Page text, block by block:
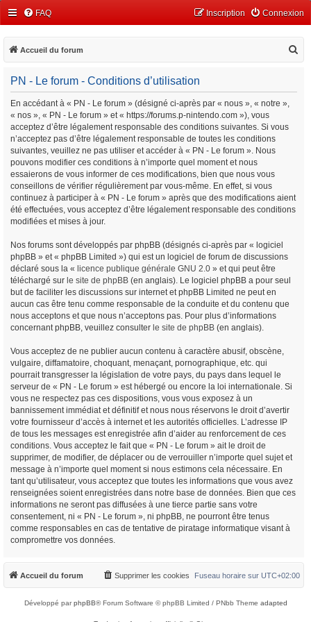
FAQ Connexion
Inscription
Accueil du forum
PN - Le forum - Conditions d’utilisation
En accédant à « PN - Le forum » (désigné ci-après par « nous », « notre »,
« nos », « PN - Le forum » et « https://forums.p-nintendo.com »), vous
acceptez d’être légalement responsable des conditions suivantes. Si vous
n’acceptez pas d’être légalement responsable de toutes les conditions
suivantes, veuillez ne pas utiliser et accéder à « PN - Le forum ». Nous
pouvons modifier ces conditions à n’importe quel moment et nous
essaierons de vous informer de ces modifications, bien que nous vous
conseillons de vérifier régulièrement par vous-même. En effet, si vous
continuez à participer à « PN - Le forum » après que des modifications aient
été effectuées, vous acceptez d’être légalement responsable des conditions
modifiées et mises à jour.
Nos forums sont développés par phpBB (désignés ci-après par « logiciel
phpBB » et « phpBB Limited ») qui est un logiciel de forum de discussions
déclaré sous la « licence publique générale GNU 2.0 » et qui peut être
téléchargé sur le site de phpBB (en anglais). Le logiciel phpBB a pour seul
but de faciliter les discussions sur internet et phpBB Limited ne peut en
aucun cas être tenu comme responsable de la conduite et du contenu que
nous acceptons et que nous n’acceptons pas. Pour plus d’informations
concernant phpBB, veuillez consulter le site de phpBB (en anglais).
Vous acceptez de ne publier aucun contenu à caractère abusif, obscène,
vulgaire, diffamatoire, choquant, menaçant, pornographique, etc. qui
pourrait transgresser la législation de votre pays, du pays dans lequel le
serveur de « PN - Le forum » est hébergé ou encore la loi internationale. Si
vous ne respectez pas ces dispositions, vous vous exposez à un
bannissement immédiat et définitif et nous nous réservons le droit d’avertir
votre fournisseur d’accès à internet et les autorités officielles. L’adresse IP
de tous les messages est enregistrée afin d’aider au renforcement de ces
conditions. Vous acceptez le fait que « PN - Le forum » ait le droit de
supprimer, de modifier, de déplacer ou de verrouiller n’importe quel sujet et
message à n’importe quel moment si nous estimons cela nécessaire. En
tant qu’utilisateur, vous acceptez que toutes les informations que vous avez
renseignées soient enregistrées dans notre base de données. Bien que ces
informations ne seront pas diffusées à une tierce partie sans votre
consentement, ni « PN - Le forum », ni phpBB, ne pourront être tenus
comme responsables en cas de tentative de piratage informatique visant à
compromettre vos données.
Accueil du forum Fuseau horaire sur UTC+02:00
Supprimer les cookies
Développé parphpBB® Forum Software © phpBB Limited / PNbb Theme adapted